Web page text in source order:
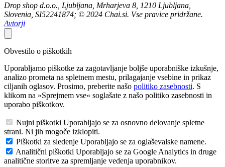
Drop shop d.o.o., Ljubljana, Mrharjeva 8, 1210 Ljubljana,
Slovenia, SI52241874; © 2024 Chai.si. Vse pravice pridržane.
Avtorji